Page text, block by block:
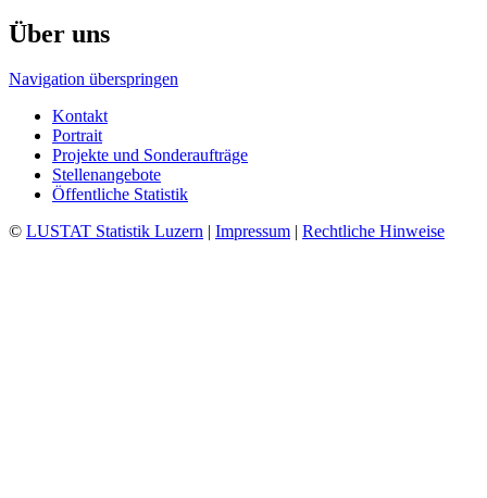
Über uns
Navigation überspringen
Kontakt
Portrait
Projekte und Sonderaufträge
Stellenangebote
Öffentliche Statistik
© LUSTAT Statistik Luzern Impressum Rechtliche Hinweise